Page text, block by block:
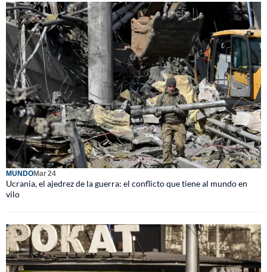
MUNDOMar 24
Ucrania, el ajedrez de la guerra: el conflicto que tiene al mundo en
vilo